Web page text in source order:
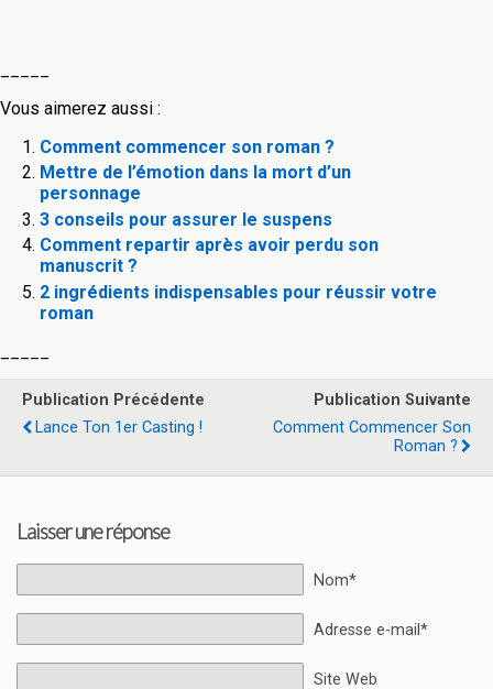
Vous aimerez aussi :
Comment commencer son roman ?
Mettre de l’émotion dans la mort d’un
personnage
3 conseils pour assurer le suspens
Comment repartir après avoir perdu son
manuscrit ?
2 ingrédients indispensables pour réussir votre
roman
Publication Précédente
Lance Ton 1er Casting !
Publication Suivante
Comment Commencer Son
Roman ?
Laisser une réponse
Nom*
Adresse e-mail*
Site Web